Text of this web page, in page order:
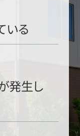
いる
発生し